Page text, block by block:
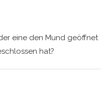
eine den Mund geöffnet
hat?